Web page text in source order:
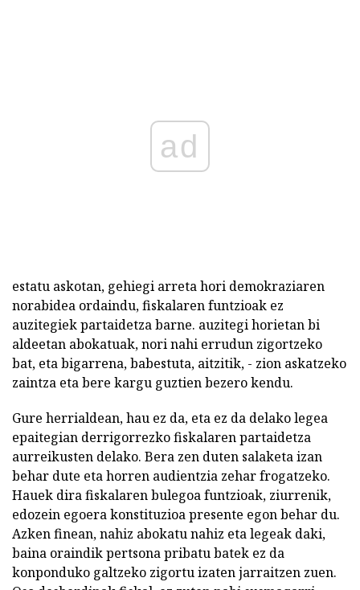
ad
estatu askotan, gehiegi arreta hori demokraziaren
norabidea ordaindu, fiskalaren funtzioak ez
auzitegiek partaidetza barne. auzitegi horietan bi
aldeetan abokatuak, nori nahi errudun zigortzeko
bat, eta bigarrena, babestuta, aitzitik, - zion askatzeko
zaintza eta bere kargu guztien bezero kendu.
Gure herrialdean, hau ez da, eta ez da delako legea
epaitegian derrigorrezko fiskalaren partaidetza
aurreikusten delako. Bera zen duten salaketa izan
behar dute eta horren audientzia zehar frogatzeko.
Hauek dira fiskalaren bulegoa funtzioak, ziurrenik,
edozein egoera konstituzioa presente egon behar du.
Azken finean, nahiz abokatu nahiz eta legeak daki,
baina oraindik pertsona pribatu batek ez da
konponduko galtzeko zigortu izaten jarraitzen zuen.